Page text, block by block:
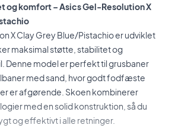
og komfort – Asics Gel-Resolution X
X Clay Grey Blue/Pistachio er udviklet
maksimal støtte, stabilitet og
Denne model er perfekt til grusbaner
med sand, hvor godt fodfæste
er afgørende. Skoen kombinerer
med en solid konstruktion, så du
og effektivt i alle retninger.